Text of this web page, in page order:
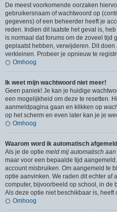
De meest voorkomende oorzaken
gebruikersnaam of wachtwoord op
gegevens) of een beheerder heeft je
reden. Indien dit laatste het geval is,
is normaal dat forums om de zoveel tijd
geplaatst hebben, verwijderen. Dit
verkleinen. Probeer je opnieuw te
Omhoog
Ik weet mijn wachtwoord niet meer!
Geen paniek! Je kan je huidige
een mogelijkheid om deze te resetten.
aanmeldpagina gaan en klikken op
op het scherm en even later kan je je
Omhoog
Waarom word ik automatisch
Als je de optie meld mij automatisch
maar voor een bepaalde tijd
account misbruiken. Om aangemeld te
optie aanvinken. We raden dit echter af
computer, bijvoorbeeld op school, in de
Als deze optie niet beschikbaar is,
Omhoog